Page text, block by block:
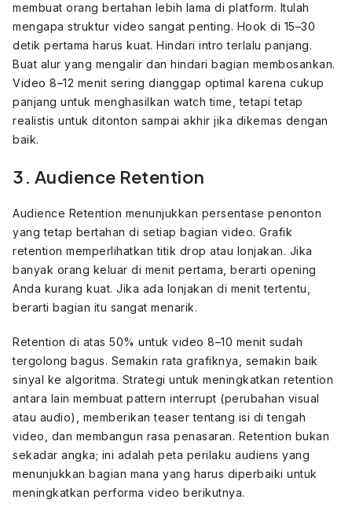
membuat orang bertahan lebih lama di platform. Itulah
mengapa struktur video sangat penting. Hook di 15–30
detik pertama harus kuat. Hindari intro terlalu panjang.
Buat alur yang mengalir dan hindari bagian membosankan.
Video 8–12 menit sering dianggap optimal karena cukup
panjang untuk menghasilkan watch time, tetapi tetap
realistis untuk ditonton sampai akhir jika dikemas dengan
baik.
3. Audience Retention
Audience Retention menunjukkan persentase penonton
yang tetap bertahan di setiap bagian video. Grafik
retention memperlihatkan titik drop atau lonjakan. Jika
banyak orang keluar di menit pertama, berarti opening
Anda kurang kuat. Jika ada lonjakan di menit tertentu,
berarti bagian itu sangat menarik.
Retention di atas 50% untuk video 8–10 menit sudah
tergolong bagus. Semakin rata grafiknya, semakin baik
sinyal ke algoritma. Strategi untuk meningkatkan retention
antara lain membuat pattern interrupt (perubahan visual
atau audio), memberikan teaser tentang isi di tengah
video, dan membangun rasa penasaran. Retention bukan
sekadar angka; ini adalah peta perilaku audiens yang
menunjukkan bagian mana yang harus diperbaiki untuk
meningkatkan performa video berikutnya.